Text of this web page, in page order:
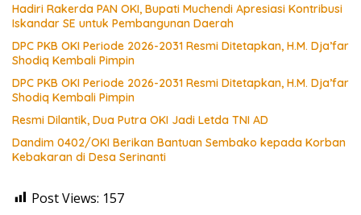
Hadiri Rakerda PAN OKI, Bupati Muchendi Apresiasi Kontribusi
Iskandar SE untuk Pembangunan Daerah
DPC PKB OKI Periode 2026-2031 Resmi Ditetapkan, H.M. Dja’far
Shodiq Kembali Pimpin
DPC PKB OKI Periode 2026-2031 Resmi Ditetapkan, H.M. Dja’far
Shodiq Kembali Pimpin
Resmi Dilantik, Dua Putra OKI Jadi Letda TNI AD
Dandim 0402/OKI Berikan Bantuan Sembako kepada Korban
Kebakaran di Desa Serinanti
Post Views: 157